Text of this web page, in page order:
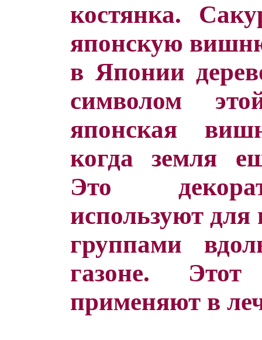
костянка.
японскую
в Японии
символом
японская
когда земля
Это
используют
группами
газоне.
применяют в